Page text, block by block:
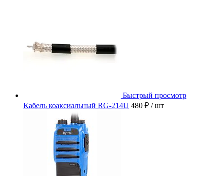
Быстрый просмотр
Кабель коаксиальный RG-214U 480 ₽ / шт